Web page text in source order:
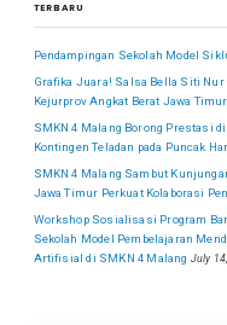
TERBARU
Pendampingan Sekolah Model
Grafika Juara! Salsa Bella Siti Nur
Kejurprov Angkat Berat Jawa
SMKN 4 Malang Borong Prestasi
Kontingen Teladan pada Puncak
SMKN 4 Malang Sambut
Jawa Timur Perkuat Kolaborasi
Workshop Sosialisasi Program
Sekolah Model Pembelajaran
Artifisial di SMKN 4 Malang July